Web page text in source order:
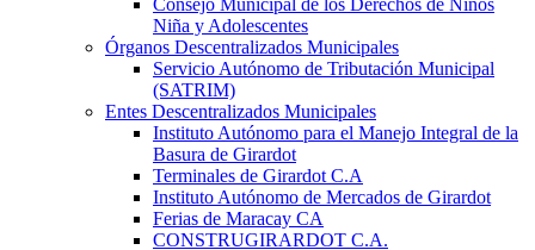
Consejo Municipal de los Derechos de Niños
Niña y Adolescentes
Órganos Descentralizados Municipales
Servicio Autónomo de Tributación Municipal
(SATRIM)
Entes Descentralizados Municipales
Instituto Autónomo para el Manejo Integral de la
Basura de Girardot
Terminales de Girardot C.A
Instituto Autónomo de Mercados de Girardot
Ferias de Maracay CA
CONSTRUGIRARDOT C.A.